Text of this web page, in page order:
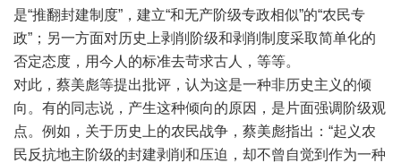
是“推翻封建制度”，建立“和无产阶级专政相似”的“农民专
政”；另一方面对历史上剥削阶级和剥削制度采取简单化的
否定态度，用今人的标准去苛求古人，等等。
对此，蔡美彪等提出批评，认为这是一种非历史主义的倾
向。有的同志说，产生这种倾向的原因，是片面强调阶级观
点。例如，关于历史上的农民战争，蔡美彪指出：“起义农
民反抗地主阶级的封建剥削和压迫，却不曾自觉到作为一种